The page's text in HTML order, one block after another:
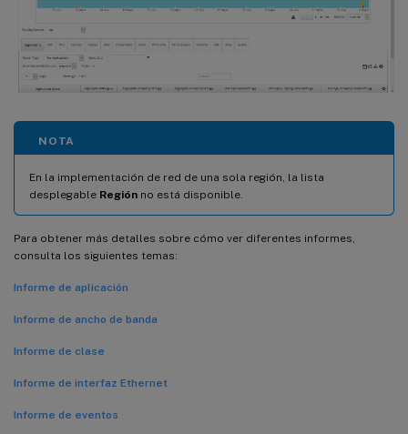
NOTA
En la implementación de red de una sola región, la lista
desplegable Región no está disponible.
Para obtener más detalles sobre cómo ver diferentes informes,
consulta los siguientes temas:
Informe de aplicación
Informe de ancho de banda
Informe de clase
Informe de interfaz Ethernet
Informe de eventos